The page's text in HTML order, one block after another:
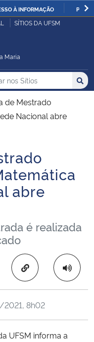
À INFORMAÇÃO
Comunicações
SÍTIOS DA UFSM
Maria
no nos Sítios
de Mestrado
Nacional abre
abre
é realizada
Copiar para área
8h02
UFSM informa a